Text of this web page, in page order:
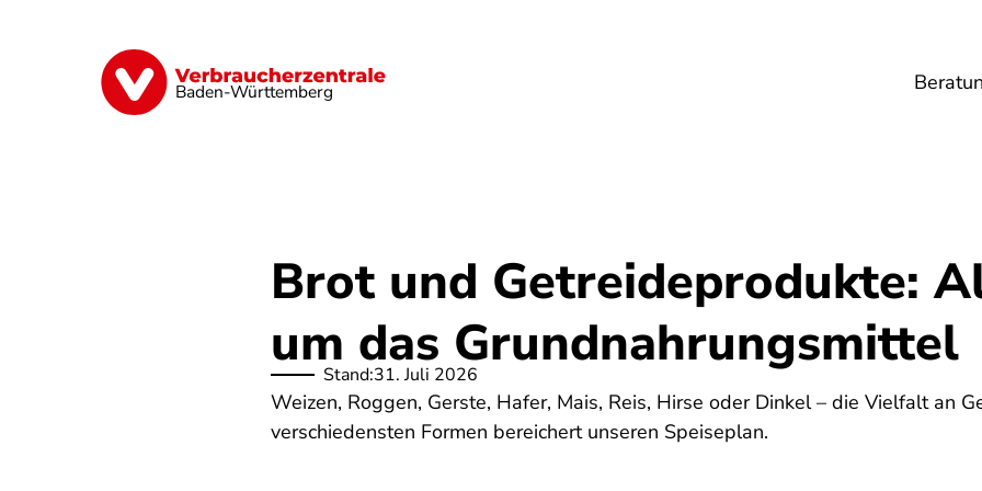
Baden-Württemberg
Geld & Versicherungen Digitales
Brot und Getreideprodukte:
um das Grundnahrungsmittel
Stand:31. Juli 2026
Weizen, Roggen, Gerste, Hafer, Mais, Reis, Hirse oder Dinkel – die Vielfalt an
verschiedensten Formen bereichert unseren Speiseplan.